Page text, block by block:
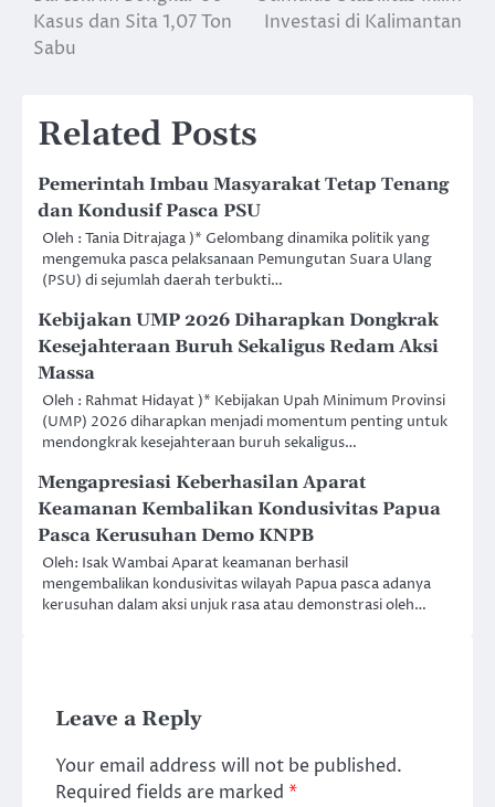
Kasus dan Sita 1,07 Ton
Sabu
Investasi di Kalimantan
Related Posts
Pemerintah Imbau Masyarakat Tetap Tenang
dan Kondusif Pasca PSU
Oleh : Tania Ditrajaga )* Gelombang dinamika politik yang
mengemuka pasca pelaksanaan Pemungutan Suara Ulang
(PSU) di sejumlah daerah terbukti…
Kebijakan UMP 2026 Diharapkan Dongkrak
Kesejahteraan Buruh Sekaligus Redam Aksi
Massa
Oleh : Rahmat Hidayat )* Kebijakan Upah Minimum Provinsi
(UMP) 2026 diharapkan menjadi momentum penting untuk
mendongkrak kesejahteraan buruh sekaligus…
Mengapresiasi Keberhasilan Aparat
Keamanan Kembalikan Kondusivitas Papua
Pasca Kerusuhan Demo KNPB
Oleh: Isak Wambai Aparat keamanan berhasil
mengembalikan kondusivitas wilayah Papua pasca adanya
kerusuhan dalam aksi unjuk rasa atau demonstrasi oleh…
Leave a Reply
Your email address will not be published.
Required fields are marked *